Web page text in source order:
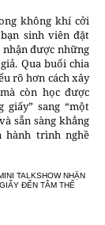
không khí cởi
sinh viên đặt
nhận được những
Qua buổi chia
rõ hơn cách xây
còn học được
giấy” sang “một
sẵn sàng khẳng
hành trình nghề